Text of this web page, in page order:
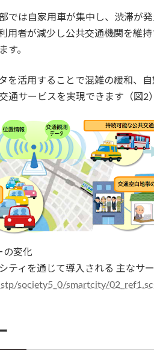
では自家用車が集中し、渋滞が発
用者が減少し公共交通機関を維
す。
を活用することで混雑の緩和、
通サービスを実現できます（図2
の変化
ティを通じて導入される 主なサ
society5_0/smartcity/